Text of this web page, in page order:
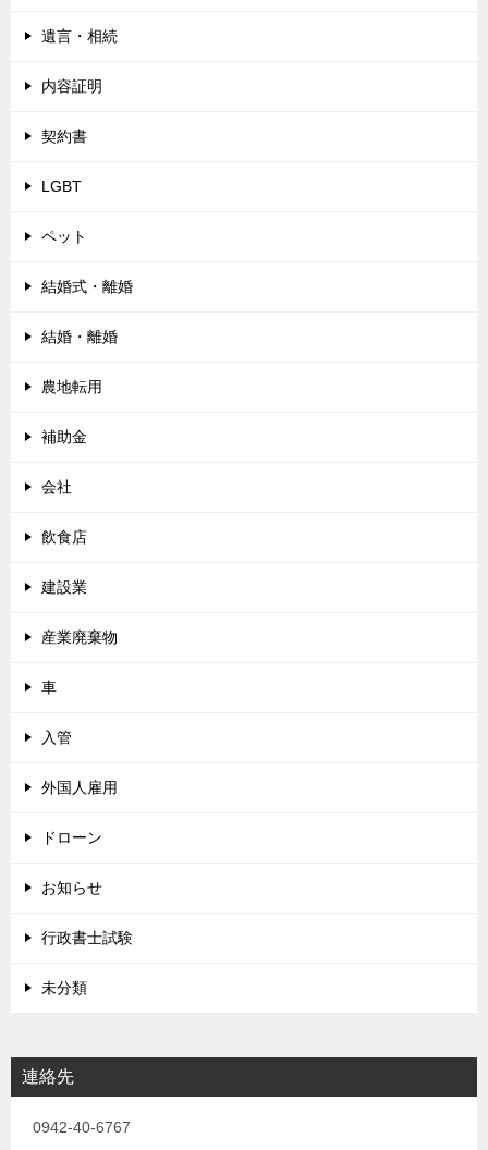
遺言・相続
内容証明
契約書
LGBT
ペット
結婚式・離婚
結婚・離婚
農地転用
補助金
会社
飲食店
建設業
産業廃棄物
車
入管
外国人雇用
ドローン
お知らせ
行政書士試験
未分類
連絡先
0942-40-6767